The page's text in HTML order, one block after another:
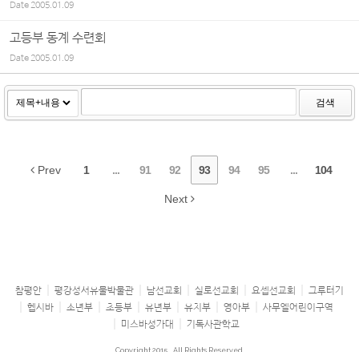
Date2005.01.09
고등부 동계 수련회
Date2005.01.09
검색
Prev 1 ... 91 92 93 94 95 ... 104
Next
참평안 평강성서유물박물관 남선교회 실로선교회 요셉선교회
그루터기
헵시바
소년부 초등부 유년부 유치부 영아부
사무엘어린이구역
미스바성가대
기독사관학교
Copyright 2015 All Rights Reserved.